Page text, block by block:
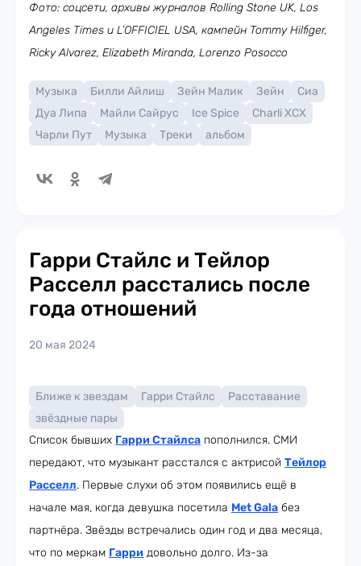
Фото: соцсети, архивы журналов Rolling Stone UK, Los
Angeles Times и L’OFFICIEL USA, кампейн Tommy Hilfiger,
Ricky Alvarez, Elizabeth Miranda, Lorenzo Posocco
Музыка Билли Айлиш Зейн Малик Зейн
Сиа
Дуа Липа
Майли Сайрус Ice Spice
Charli XCX
Чарли Пут
Музыка Треки альбом
Гарри Стайлс и Тейлор
Расселл расстались после
года отношений
20 мая 2024
Ближе к звездам Гарри Стайлс
Расставание
звёздные пары
Список бывших Гарри Стайлса пополнился. СМИ
передают, что музыкант расстался с актрисой Тейлор
Расселл. Первые слухи об этом появились ещё в
начале мая, когда девушка посетила Met Gala без
партнёра. Звёзды встречались один год и два месяца,
что по меркам Гарри довольно долго. Из-за